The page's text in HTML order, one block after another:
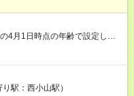
4月1日時点の年齢で設定しま
円 ■26歳 ：月給28万3300
■24歳 ：月給27万5300円
円 ■キャリアパ
、サブチーフ・チーフ（部門運
駅：西小山駅）